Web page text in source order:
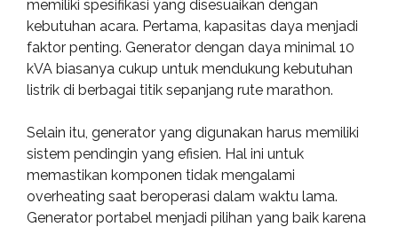
memiliki spesifikasi yang disesuaikan dengan
kebutuhan acara. Pertama, kapasitas daya menjadi
faktor penting. Generator dengan daya minimal 10
kVA biasanya cukup untuk mendukung kebutuhan
listrik di berbagai titik sepanjang rute marathon.
Selain itu, generator yang digunakan harus memiliki
sistem pendingin yang efisien. Hal ini untuk
memastikan komponen tidak mengalami
overheating saat beroperasi dalam waktu lama.
Generator portabel menjadi pilihan yang baik karena